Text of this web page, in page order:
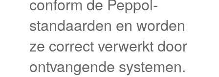
standaarden en worden
ze correct verwerkt door
ontvangende systemen.